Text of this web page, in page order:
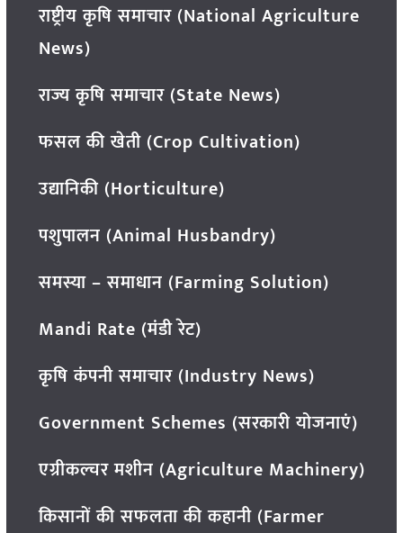
राष्ट्रीय कृषि समाचार (National Agriculture
News)
राज्य कृषि समाचार (State News)
फसल की खेती (Crop Cultivation)
उद्यानिकी (Horticulture)
पशुपालन (Animal Husbandry)
समस्या – समाधान (Farming Solution)
Mandi Rate (मंडी रेट)
कृषि कंपनी समाचार (Industry News)
Government Schemes (सरकारी योजनाएं)
एग्रीकल्चर मशीन (Agriculture Machinery)
किसानों की सफलता की कहानी (Farmer